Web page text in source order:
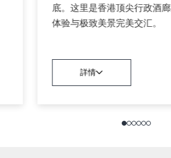
底。这里是香港顶尖行政酒
体验与极致美景完美交汇。
詳情